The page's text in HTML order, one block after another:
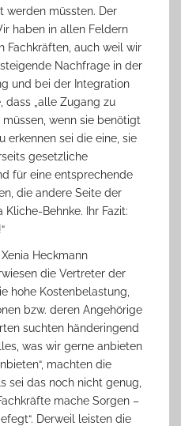
werden müssten. Der
haben in allen Feldern
Fachkräften, auch weil wir
Nachfrage in der
und bei der Integration
dass „alle Zugang zu
wenn sie benötigt
erkennen sei die eine, sie
gesetzliche
für eine entsprechende
die andere Seite der
Behnke. Ihr Fazit:
Heckmann
die Vertreter der
hohe Kostenbelastung,
bzw. deren Angehörige
suchten händeringend
was wir gerne anbieten
machten die
sei das noch nicht genug,
mache Sorgen –
Derweil leisten die